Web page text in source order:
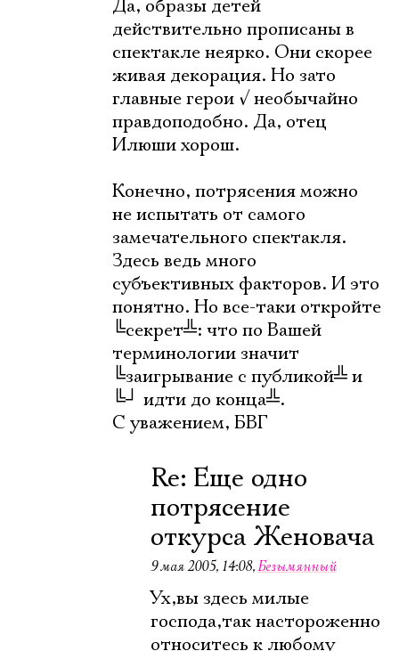
Да, образы детей
действительно прописаны в
спектакле неярко. Они скорее
живая декорация. Но зато
главные герои √необычайно
правдоподобно. Да, отец
Илюши хорош.
Конечно, потрясения можно
не испытать от самого
замечательного спектакля.
Здесь ведь много
субъективных факторов. И это
понятно. Но все-таки откройте
╚секрет╩: что по Вашей
терминологии значит
╚заигрывание с публикой╩и
╚┘ идти до конца╩.
С уважением, БВГ
Re: Еще одно
потрясение
откурса Женовача
9 мая 2005, 14:08,Безымянный
Ух,вы здесь милые
господа,так настороженно
относитесь к любому